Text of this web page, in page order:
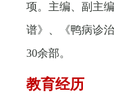
项。主编、副主
谱》、《鸭病诊
30余部。
教育经历